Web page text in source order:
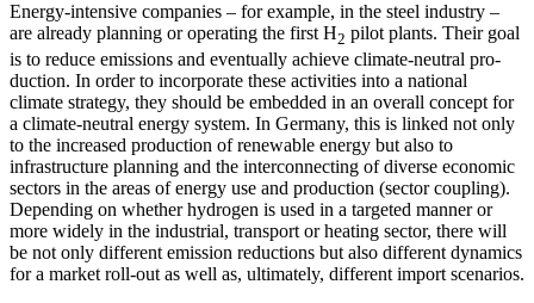
Energy-intensive companies – for exam­ple, in the steel industry –
are already plan­ning or operating the first H2 pilot plants. Their goal
is to reduce emissions and eventually achieve climate-neutral pro­
duc­tion. In order to incorporate these activities into a national
climate strategy, they should be embedded in an overall concept for
a climate-neutral energy system. In Germany, this is linked not only
to the increased pro­duction of renewable energy but also to
infrastructure planning and the interconnecting of diverse economic
sectors in the areas of energy use and production (sector coupling).
Depending on whether hydrogen is used in a targeted manner or
more wide­ly in the industrial, transport or heating sec­tor, there will
be not only different emis­sion reductions but also different dynamics
for a market roll-out as well as, ultimately, different import scenarios.